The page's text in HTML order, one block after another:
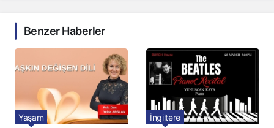
Benzer Haberler
Yaşam İngiltere